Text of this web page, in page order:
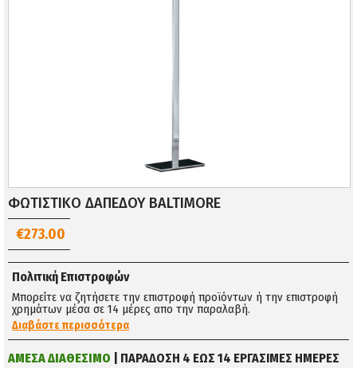
ΦΩΤΙΣΤΙΚΟ ΔΑΠΕΔΟΥ BALTIMORE
€273.00
Πολιτική Επιστροφών
Μπορείτε να ζητήσετε την επιστροφή προϊόντων ή την επιστροφή
χρημάτων μέσα σε 14 μέρες απο την παραλαβή.
Διαβάστε περισσότερα
ΑΜΕΣΑ ΔΙΑΘΕΣΙΜΟ | ΠΑΡΑΔΟΣΗ 4 ΕΩΣ 14 ΕΡΓΑΣΙΜΕΣ ΗΜΕΡΕΣ